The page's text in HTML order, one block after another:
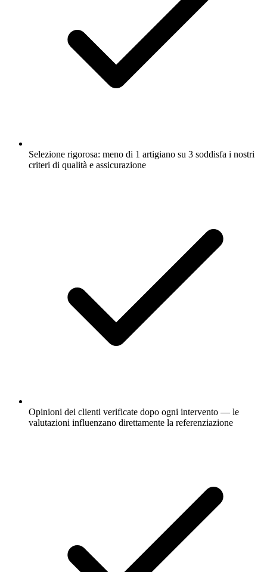
Selezione rigorosa: meno di 1 artigiano su 3 soddisfa i nostri
criteri di qualità e assicurazione
Opinioni dei clienti verificate dopo ogni intervento — le
valutazioni influenzano direttamente la referenziazione